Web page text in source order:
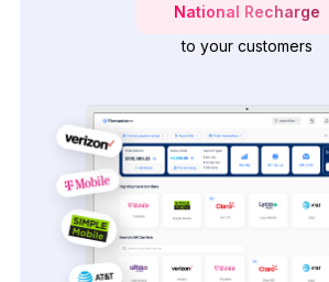
National Recharge
to your customers